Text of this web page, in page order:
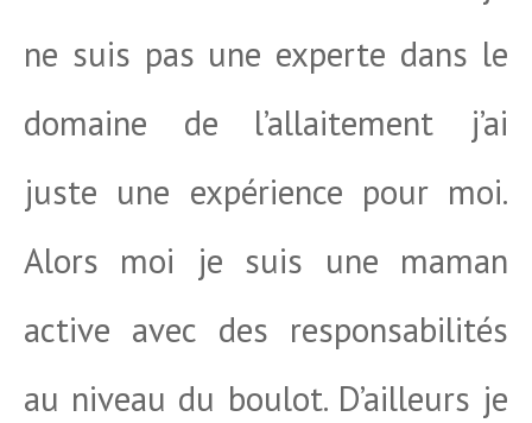
ne suis pas une experte dans le
domaine de l’allaitement j’ai
juste une expérience pour moi.
Alors moi je suis une maman
active avec des responsabilités
au niveau du boulot. D’ailleurs je